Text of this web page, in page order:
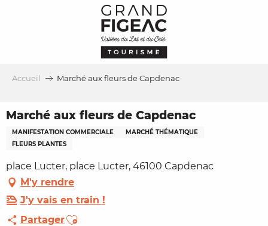
Accueil Marché aux fleurs de Capdenac
Marché aux fleurs de Capdenac
MANIFESTATION COMMERCIALE
MARCHÉ THÉMATIQUE
FLEURS PLANTES
place Lucter, place Lucter, 46100 Capdenac
M'y rendre
J'y vais en train !
PartagerAjouter aux favoris